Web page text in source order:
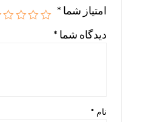
Hirmer
Miscellaneous
Taschen
امتیاز شما *
دیدگاه شما *
نام *